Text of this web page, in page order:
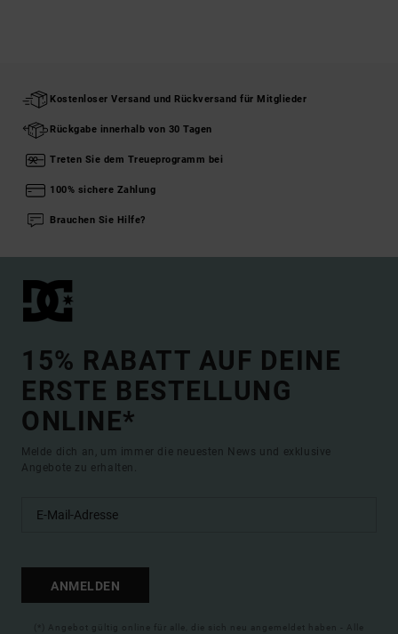
Kostenloser Versand und Rückversand für Mitglieder
Rückgabe innerhalb von 30 Tagen
Treten Sie dem Treueprogramm bei
100% sichere Zahlung
Brauchen Sie Hilfe?
15% RABATT AUF DEINE
ERSTE BESTELLUNG
ONLINE*
Melde dich an, um immer die neuesten News und exklusive
Angebote zu erhalten.
ANMELDEN
(*) Angebot gültig online für alle, die sich neu angemeldet haben - Alle